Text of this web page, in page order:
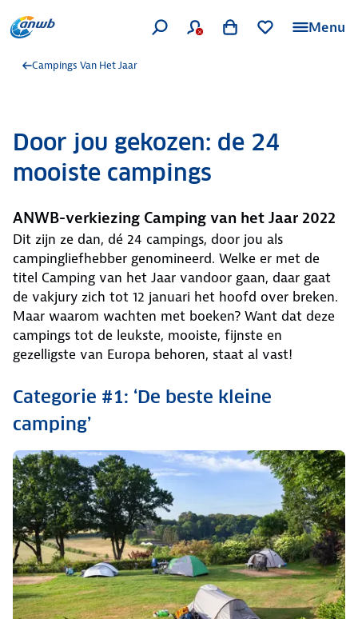
Menu
Campings Van Het Jaar
Door jou gekozen: de 24
mooiste campings
ANWB-verkiezing Camping van het Jaar 2022
Dit zijn ze dan, dé 24 campings, door jou als
campingliefhebber genomineerd. Welke er met de
titel Camping van het Jaar vandoor gaan, daar gaat
de vakjury zich tot 12 januari het hoofd over breken.
Maar waarom wachten met boeken? Want dat deze
campings tot de leukste, mooiste, fijnste en
gezelligste van Europa behoren, staat al vast!
Categorie #1: ‘De beste kleine
camping’